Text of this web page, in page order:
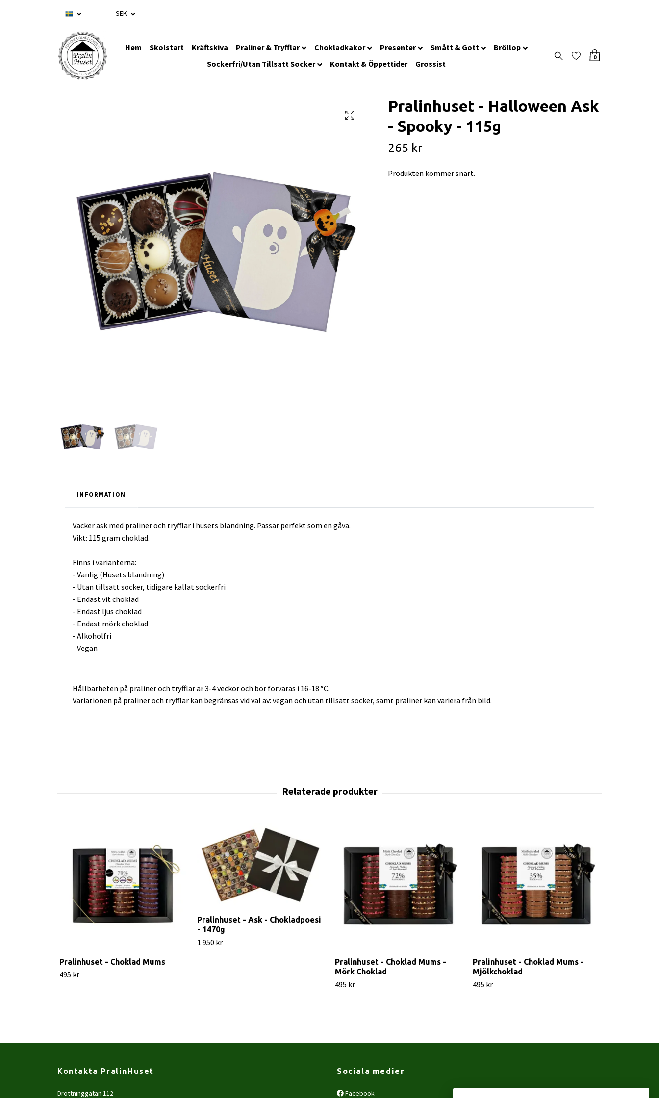
SEK
Hem Skolstart Kräftskiva Praliner & Tryfflar Chokladkakor Presenter Smått & Gott
Bröllop
Sockerfri/Utan Tillsatt Socker
Kontakt & Öppettider Grossist
0
Pralinhuset - Halloween Ask
- Spooky - 115g
265 kr
Produkten kommer snart.
INFORMATION
Vacker ask med praliner och tryfflar i husets blandning. Passar perfekt som en gåva.
Vikt: 115 gram choklad.
Finns i varianterna:
- Vanlig (Husets blandning)
- Utan tillsatt socker, tidigare kallat sockerfri
- Endast vit choklad
- Endast ljus choklad
- Endast mörk choklad
- Alkoholfri
- Vegan
Hållbarheten på praliner och tryfflar är 3-4 veckor och bör förvaras i 16-18 °C.
Variationen på praliner och tryfflar kan begränsas vid val av: vegan och utan tillsatt socker, samt praliner kan variera från bild.
Pralinhuset - Choklad Mums
495 kr
Pralinhuset - Ask - Chokladpoesi
- 1470g
1 950 kr
Pralinhuset - Choklad Mums -
Mörk Choklad
495 kr
Pralinhuset - Choklad Mums -
Mjölkchoklad
495 kr
Kontakta PralinHuset
Drottninggatan 112
Sociala medier
Facebook